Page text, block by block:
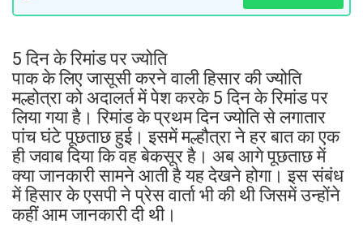
5 दिन के रिमांड पर ज्योति
पाक के लिए जासूसी करने वाली हिसार की ज्योति
मल्होत्रा को अदालर्त में पेश करके 5 दिन के रिमांड पर
लिया गया है। रिमांड के प्रथम दिन ज्योति से लगातार
पांच घंटे पूछताछ हुई। इसमें मल्हौत्रा ने हर बात का एक
ही जवाब दिया कि वह बेकसूर है। अब आगे पूछताछ में
क्या जानकारी सामने आती है यह देखने होगा। इस संबंध
में हिसार के एसपी ने प्रेस वार्ता भी की थी जिसमें उन्होंने
कहीं आम जानकारी दी थी।